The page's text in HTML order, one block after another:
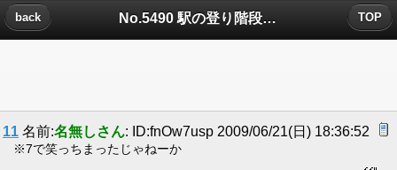
No.5490 駅の登り階段についたコメント
back TOP
11 名前:名無しさん: ID:fnOw7usp 2009/06/21(日) 18:36:52
※7で笑っちまったじゃねーか